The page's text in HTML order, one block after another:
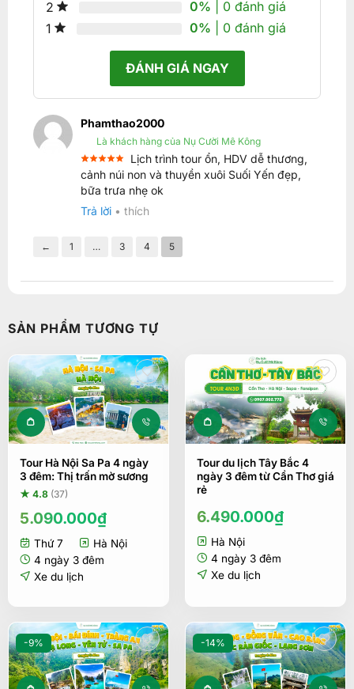
2 0% | 0 đánh giá
1
0% | 0 đánh giá
ĐÁNH GIÁ NGAY
Phamthao2000
Là khách hàng của Nụ Cười Mê Kông
Được xếp
hạng 5 5
sao
Lịch trình tour ổn, HDV dễ thương,
cảnh núi non và thuyền xuôi Suối Yến đẹp,
bữa trưa nhẹ ok
Trả lời • thích
← 1 … 3 4 5
SẢN PHẨM TƯƠNG TỰ
Tour Hà Nội Sa Pa 4 ngày
3 đêm: Thị trấn mờ sương
★ 4.8 (37)
5.090.000₫
Thứ 7
Hà Nội
4 ngày 3 đêm
Xe du lịch
Tour du lịch Tây Bắc 4
ngày 3 đêm từ Cần Thơ giá
rẻ
6.490.000₫
Hà Nội
4 ngày 3 đêm
Xe du lịch
-9% -14%